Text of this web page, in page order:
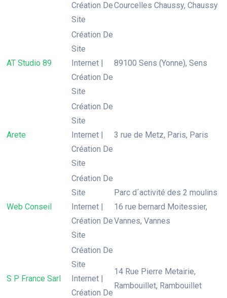
Création De
Site
Courcelles Chaussy, Chaussy
AT Studio 89
Création De
Site
Internet |
Création De
Site
89100 Sens (Yonne), Sens
Arete
Création De
Site
Internet |
Création De
Site
3 rue de Metz, Paris, Paris
Web Conseil
Création De
Site
Internet |
Création De
Site
Parc d´activité des 2 moulins
16 rue bernard Moitessier,
Vannes, Vannes
S P France Sarl
Création De
Site
Internet |
Création De
14 Rue Pierre Metairie,
Rambouillet, Rambouillet